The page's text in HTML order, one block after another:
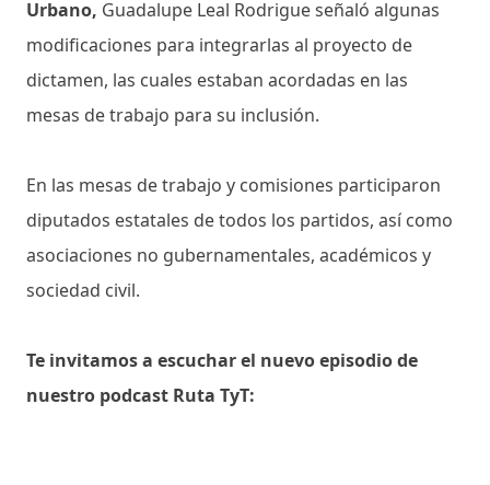
Urbano, Guadalupe Leal Rodrigue señaló algunas
modificaciones para integrarlas al proyecto de
dictamen, las cuales estaban acordadas en las
mesas de trabajo para su inclusión.
En las mesas de trabajo y comisiones participaron
diputados estatales de todos los partidos, así como
asociaciones no gubernamentales, académicos y
sociedad civil.
Te invitamos a escuchar el nuevo episodio de
nuestro podcast Ruta TyT: